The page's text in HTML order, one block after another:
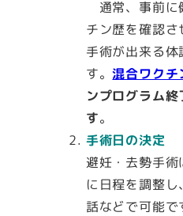
通常、事前に
チン歴を確認
手術が出来る
す。混合ワクチ
ンプログラム
す。
手術日の決定
避妊・去勢手術
に日程を調整
話などで可能で